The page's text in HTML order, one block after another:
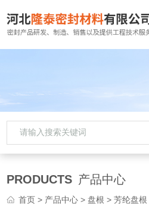
PRODUCTS 产品中心
首页 > 产品中心 > 盘根 >芳纶盘根